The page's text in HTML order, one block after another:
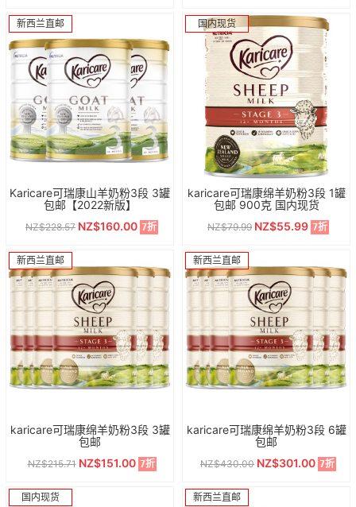
新西兰直邮
Karicare可瑞康山羊奶粉3段 3罐
包邮【2022新版】
NZ$228.57 NZ$160.00 7折
国内现货
karicare可瑞康绵羊奶粉3段 1罐
包邮 900克 国内现货
NZ$79.99 NZ$55.99 7折
新西兰直邮
karicare可瑞康绵羊奶粉3段 3罐
包邮
NZ$215.71NZ$151.00 7折
新西兰直邮
karicare可瑞康绵羊奶粉3段 6罐
包邮
NZ$430.00 NZ$301.00 7折
国内现货 新西兰直邮